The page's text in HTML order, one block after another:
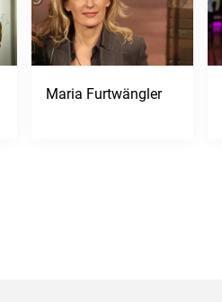
Maria Furtwängler